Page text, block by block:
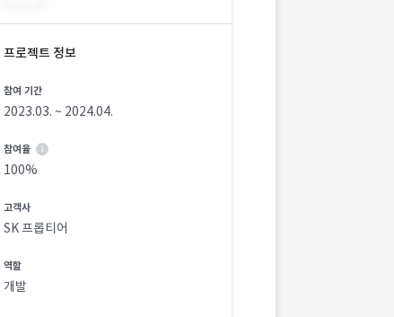
프로젝트 정보
참여 기간
2023.03. ~ 2024.04.
참여율
100%
고객사
SK 프롭티어
역할
개발